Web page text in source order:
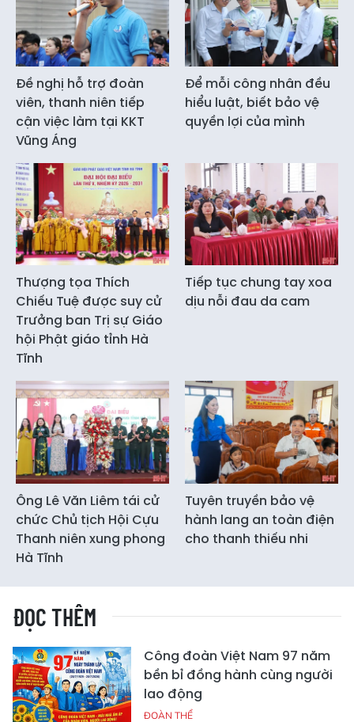
Đề nghị hỗ trợ đoàn
viên, thanh niên tiếp
cận việc làm tại KKT
Vũng Áng
Để mỗi công nhân đều
hiểu luật, biết bảo vệ
quyền lợi của mình
Thượng tọa Thích
Chiếu Tuệ được suy cử
Trưởng ban Trị sự Giáo
hội Phật giáo tỉnh Hà
Tĩnh
Tiếp tục chung tay xoa
dịu nỗi đau da cam
Ông Lê Văn Liêm tái cử
chức Chủ tịch Hội Cựu
Thanh niên xung phong
Hà Tĩnh
Tuyên truyền bảo vệ
hành lang an toàn điện
cho thanh thiếu nhi
ĐỌC THÊM
Công đoàn Việt Nam 97 năm
bền bỉ đồng hành cùng người
lao động
ĐOÀN THỂ